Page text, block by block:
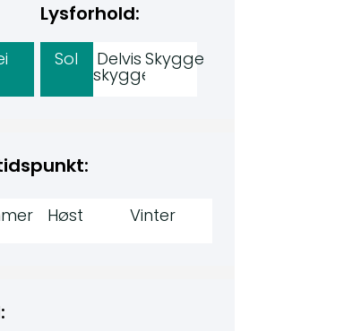
Lysforhold:
Sol Delvis
skygge
Skygge
Høst Vinter